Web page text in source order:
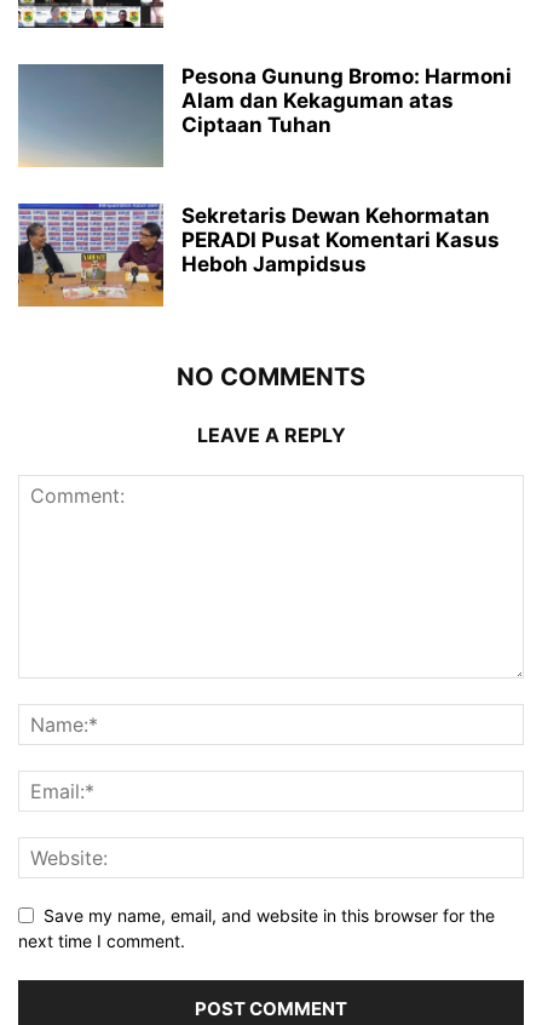
Pesona Gunung Bromo: Harmoni
Alam dan Kekaguman atas
Ciptaan Tuhan
Sekretaris Dewan Kehormatan
PERADI Pusat Komentari Kasus
Heboh Jampidsus
NO COMMENTS
LEAVE A REPLY
Save my name, email, and website in this browser for the
next time I comment.